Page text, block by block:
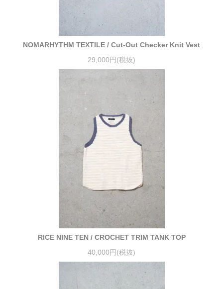
NOMARHYTHM TEXTILE / Cut-Out Checker Knit Vest
29,000円(税抜)
RICE NINE TEN / CROCHET TRIM TANK TOP
40,000円(税抜)